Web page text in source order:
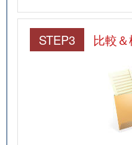
STEP3 比較